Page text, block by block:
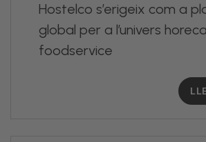
Hostelco s’erigeix com a
global per a l’univers
foodservice